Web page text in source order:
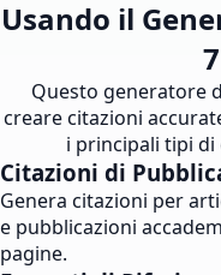
Usando il
Questo generatore
creare citazioni
i principali tipi di
Citazioni di
Genera citazioni per
e pubblicazioni
pagine.